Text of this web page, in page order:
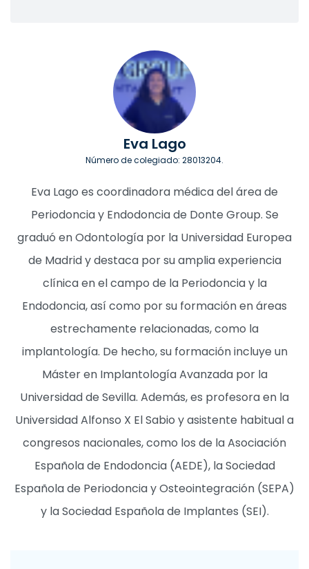
Eva Lago
Número de colegiado: 28013204.
Eva Lago es coordinadora médica del área de
Periodoncia y Endodoncia de Donte Group. Se
graduó en Odontología por la Universidad Europea
de Madrid y destaca por su amplia experiencia
clínica en el campo de la Periodoncia y la
Endodoncia, así como por su formación en áreas
estrechamente relacionadas, como la
implantología. De hecho, su formación incluye un
Máster en Implantología Avanzada por la
Universidad de Sevilla. Además, es profesora en la
Universidad Alfonso X El Sabio y asistente habitual a
congresos nacionales, como los de la Asociación
Española de Endodoncia (AEDE), la Sociedad
Española de Periodoncia y Osteointegración (SEPA)
y la Sociedad Española de Implantes (SEI).